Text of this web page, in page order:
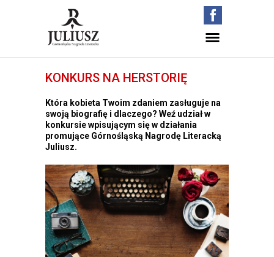
KONKURS NA HERSTORIĘ
Która kobieta Twoim zdaniem zasługuje na
swoją biografię i dlaczego? Weź udział w
konkursie wpisującym się w działania
promujące Górnośląską Nagrodę Literacką
Juliusz.